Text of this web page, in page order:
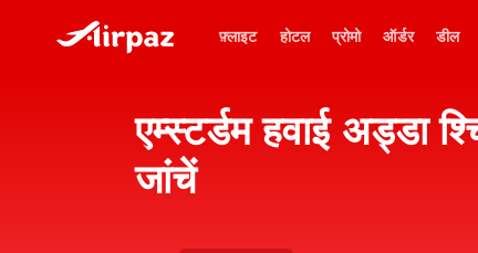
फ़्लाइट होटल प्रोमो ऑर्डर डील
एम्स्टर्डम हवाई अड्डा
जांचें